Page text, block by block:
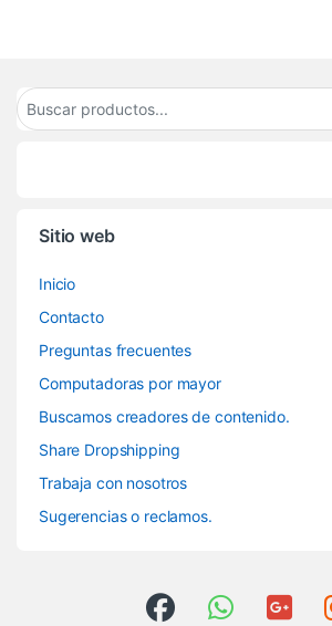
1
Sitio web
Inicio
Contacto
Preguntas frecuentes
Computadoras por mayor
Buscamos creadores de contenido.
Share Dropshipping
Trabaja con nosotros
Sugerencias o reclamos.